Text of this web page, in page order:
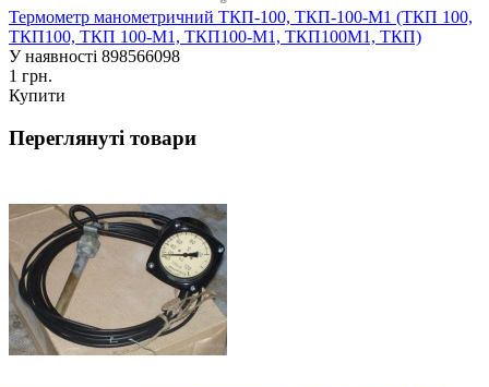
Термометр манометричний ТКП-100, ТКП-100-М1 (ТКП 100,
ТКП100, ТКП 100-М1, ТКП100-М1, ТКП100М1, ТКП)
У наявності 898566098
1 грн.
Купити
Переглянуті товари